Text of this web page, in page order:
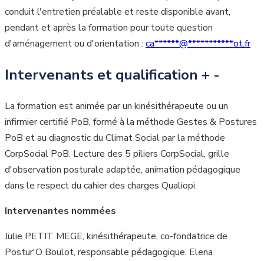
conduit l'entretien préalable et reste disponible avant,
pendant et après la formation pour toute question
d'aménagement ou d'orientation : ca******@***********ot.fr
Intervenants et qualification + -
La formation est animée par un kinésithérapeute ou un
infirmier certifié PoB, formé à la méthode Gestes & Postures
PoB et au diagnostic du Climat Social par la méthode
CorpSocial PoB. Lecture des 5 piliers CorpSocial, grille
d'observation posturale adaptée, animation pédagogique
dans le respect du cahier des charges Qualiopi.
Intervenantes nommées
Julie PETIT MEGE, kinésithérapeute, co-fondatrice de
Postur'O Boulot, responsable pédagogique. Elena